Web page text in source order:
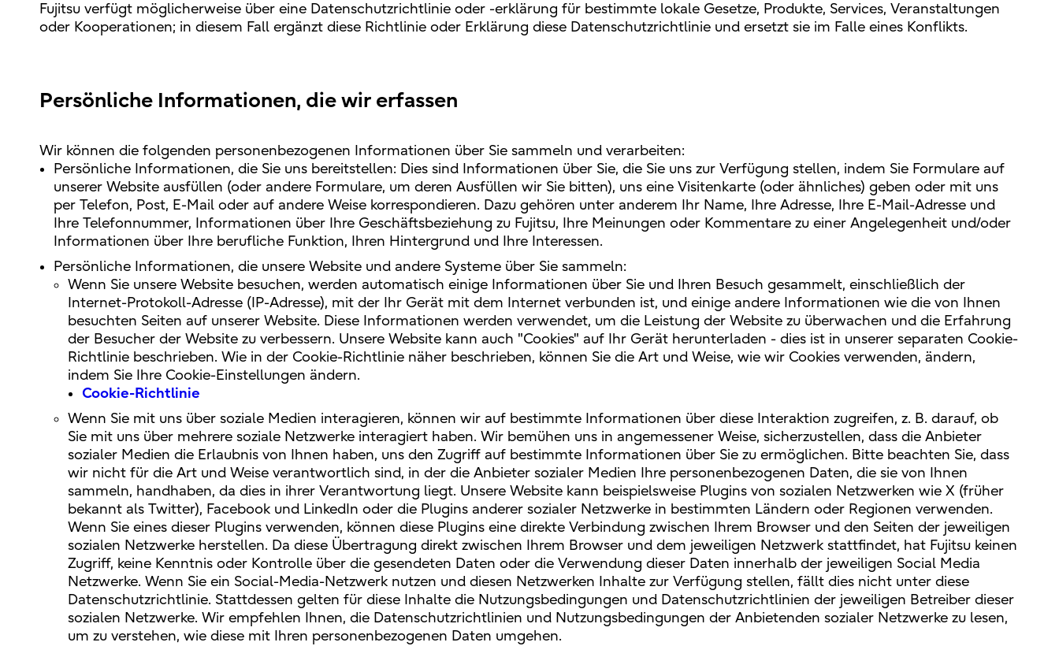
Fujitsu verfügt möglicherweise über eine Datenschutzrichtlinie oder -erklärung für bestimmte lokale Gesetze, Produkte, Services, Veranstaltungen
oder Kooperationen; in diesem Fall ergänzt diese Richtlinie oder Erklärung diese Datenschutzrichtlinie und ersetzt sie im Falle eines Konflikts.
Persönliche Informationen, die wir erfassen
Wir können die folgenden personenbezogenen Informationen über Sie sammeln und verarbeiten:
Persönliche Informationen, die Sie uns bereitstellen: Dies sind Informationen über Sie, die Sie uns zur Verfügung stellen, indem Sie Formulare auf
unserer Website ausfüllen (oder andere Formulare, um deren Ausfüllen wir Sie bitten), uns eine Visitenkarte (oder ähnliches) geben oder mit uns
per Telefon, Post, E-Mail oder auf andere Weise korrespondieren. Dazu gehören unter anderem Ihr Name, Ihre Adresse, Ihre E-Mail-Adresse und
Ihre Telefonnummer, Informationen über Ihre Geschäftsbeziehung zu Fujitsu, Ihre Meinungen oder Kommentare zu einer Angelegenheit und/oder
Informationen über Ihre berufliche Funktion, Ihren Hintergrund und Ihre Interessen.
Persönliche Informationen, die unsere Website und andere Systeme über Sie sammeln:
Wenn Sie unsere Website besuchen, werden automatisch einige Informationen über Sie und Ihren Besuch gesammelt, einschließlich der
Internet-Protokoll-Adresse (IP-Adresse), mit der Ihr Gerät mit dem Internet verbunden ist, und einige andere Informationen wie die von Ihnen
besuchten Seiten auf unserer Website. Diese Informationen werden verwendet, um die Leistung der Website zu überwachen und die Erfahrung
der Besucher der Website zu verbessern. Unsere Website kann auch "Cookies" auf Ihr Gerät herunterladen - dies ist in unserer separaten Cookie-
Richtlinie beschrieben. Wie in der Cookie-Richtlinie näher beschrieben, können Sie die Art und Weise, wie wir Cookies verwenden, ändern,
indem Sie Ihre Cookie-Einstellungen ändern.
Cookie-Richtlinie
Wenn Sie mit uns über soziale Medien interagieren, können wir auf bestimmte Informationen über diese Interaktion zugreifen, z. B. darauf, ob
Sie mit uns über mehrere soziale Netzwerke interagiert haben. Wir bemühen uns in angemessener Weise, sicherzustellen, dass die Anbieter
sozialer Medien die Erlaubnis von Ihnen haben, uns den Zugriff auf bestimmte Informationen über Sie zu ermöglichen. Bitte beachten Sie, dass
wir nicht für die Art und Weise verantwortlich sind, in der die Anbieter sozialer Medien Ihre personenbezogenen Daten, die sie von Ihnen
sammeln, handhaben, da dies in ihrer Verantwortung liegt. Unsere Website kann beispielsweise Plugins von sozialen Netzwerken wie X (früher
bekannt als Twitter), Facebook und LinkedIn oder die Plugins anderer sozialer Netzwerke in bestimmten Ländern oder Regionen verwenden.
Wenn Sie eines dieser Plugins verwenden, können diese Plugins eine direkte Verbindung zwischen Ihrem Browser und den Seiten der jeweiligen
sozialen Netzwerke herstellen. Da diese Übertragung direkt zwischen Ihrem Browser und dem jeweiligen Netzwerk stattfindet, hat Fujitsu keinen
Zugriff, keine Kenntnis oder Kontrolle über die gesendeten Daten oder die Verwendung dieser Daten innerhalb der jeweiligen Social Media
Netzwerke. Wenn Sie ein Social-Media-Netzwerk nutzen und diesen Netzwerken Inhalte zur Verfügung stellen, fällt dies nicht unter diese
Datenschutzrichtlinie. Stattdessen gelten für diese Inhalte die Nutzungsbedingungen und Datenschutzrichtlinien der jeweiligen Betreiber dieser
sozialen Netzwerke. Wir empfehlen Ihnen, die Datenschutzrichtlinien und Nutzungsbedingungen der Anbietenden sozialer Netzwerke zu lesen,
um zu verstehen, wie diese mit Ihren personenbezogenen Daten umgehen.